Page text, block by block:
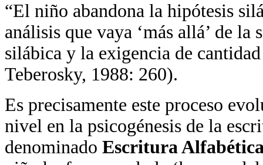
“El niño abandona la hipótesis
análisis que vaya ‘más allá’ de
silábica y la exigencia de
Teberosky, 1988: 260).
Es precisamente este proceso
nivel en la psicogénesis de la
denominado Escritura